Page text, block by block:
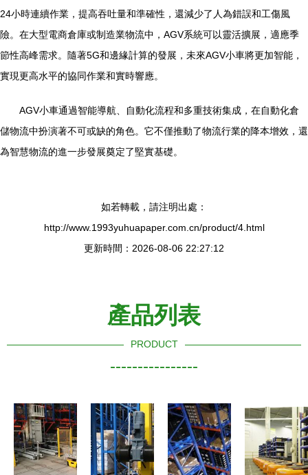
24小時連續作業，提高吞吐量和準確性，還減少了人為錯誤和工傷風
險。在大型電商倉庫或制造業物流中，AGV系統可以靈活擴展，適應季
節性高峰需求。隨著5G和邊緣計算的發展，未來AGV小車將更加智能，
實現更高水平的協同作業和實時響應。
AGV小車通過智能導航、自動化流程和多重技術集成，在自動化倉
儲物流中扮演著不可或缺的角色。它不僅推動了物流行業的降本增效，還
為智慧物流的進一步發展奠定了堅實基礎。
如若轉載，請注明出處：
http://www.1993yuhuapaper.com.cn/product/4.html
更新時間：2026-08-06 22:27:12
產品列表
PRODUCT
----------------